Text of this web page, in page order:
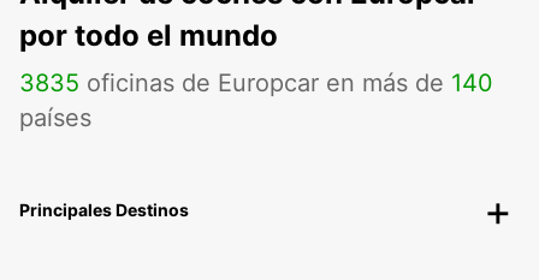
por todo el mundo
3835 oficinas de Europcar en más de 140
países
Principales Destinos